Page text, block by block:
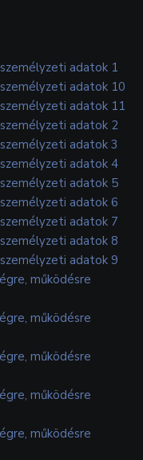
adatok 1
adatok 10
adatok 11
adatok 2
adatok 3
adatok 4
adatok 5
adatok 6
adatok 7
adatok 8
adatok 9
működésre
működésre
működésre
működésre
működésre